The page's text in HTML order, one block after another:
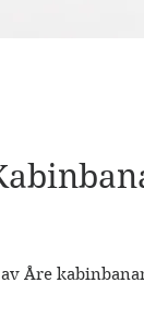
Åre